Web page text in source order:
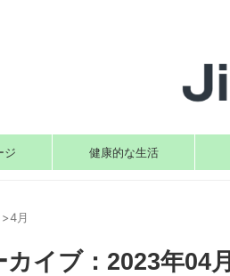
ジ 健康的な生活
>4月
カイブ：2023年04月